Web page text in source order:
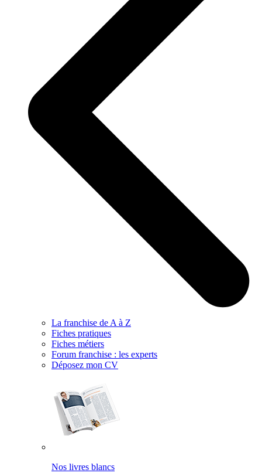
La franchise de A à Z
Fiches pratiques
Fiches métiers
Forum franchise : les experts
Déposez mon CV
Nos livres blancs